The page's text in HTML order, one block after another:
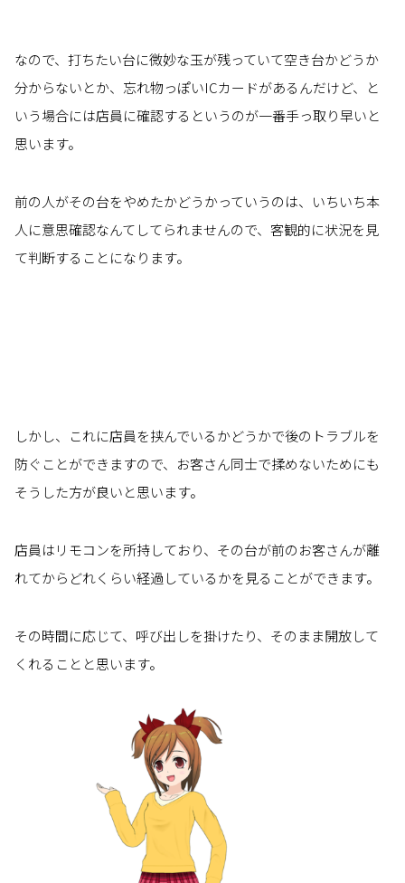
なので、打ちたい台に微妙な玉が残っていて空き台かどうか
分からないとか、忘れ物っぽいICカードがあるんだけど、と
いう場合には店員に確認するというのが一番手っ取り早いと
思います。
前の人がその台をやめたかどうかっていうのは、いちいち本
人に意思確認なんてしてられませんので、客観的に状況を見
て判断することになります。
しかし、これに店員を挟んでいるかどうかで後のトラブルを
防ぐことができますので、お客さん同士で揉めないためにも
そうした方が良いと思います。
店員はリモコンを所持しており、その台が前のお客さんが離
れてからどれくらい経過しているかを見ることができます。
その時間に応じて、呼び出しを掛けたり、そのまま開放して
くれることと思います。